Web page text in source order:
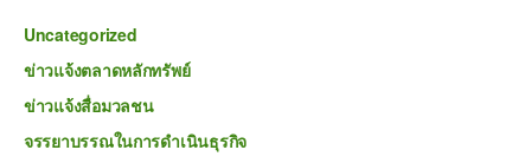
Uncategorized
ข่าวแจ้งตลาดหลักทรัพย์
ข่าวแจ้งสื่อมวลชน
จรรยาบรรณในการดำเนินธุรกิจ